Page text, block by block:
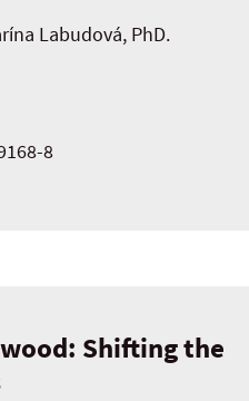
Labudová, PhD.
8
Shifting the